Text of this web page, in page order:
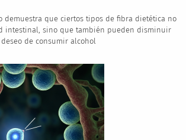
demuestra que ciertos tipos de fibra dietética no
intestinal, sino que también pueden disminuir
de consumir alcohol